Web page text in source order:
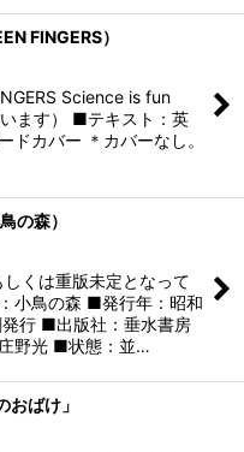
FINGERS）
Science is fun
ます） ■テキスト：英
カバー ＊カバーなし。
の森）
くは重版未定となって
小鳥の森 ■発行年：昭和
行 ■出版社：垂水書房
野光 ■状態：並…
おばけ」